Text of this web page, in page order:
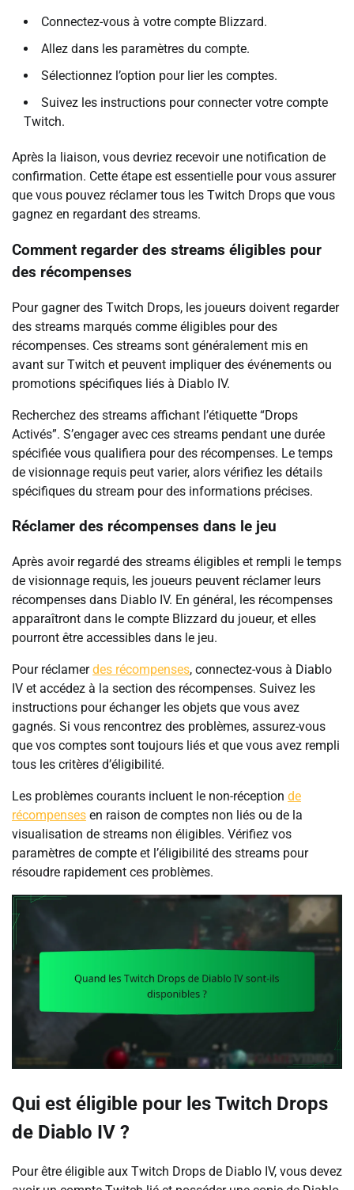
Connectez-vous à votre compte Blizzard.
Allez dans les paramètres du compte.
Sélectionnez l’option pour lier les comptes.
Suivez les instructions pour connecter votre compte
Twitch.
Après la liaison, vous devriez recevoir une notification de
confirmation. Cette étape est essentielle pour vous assurer
que vous pouvez réclamer tous les Twitch Drops que vous
gagnez en regardant des streams.
Comment regarder des streams éligibles pour
des récompenses
Pour gagner des Twitch Drops, les joueurs doivent regarder
des streams marqués comme éligibles pour des
récompenses. Ces streams sont généralement mis en
avant sur Twitch et peuvent impliquer des événements ou
promotions spécifiques liés à Diablo IV.
Recherchez des streams affichant l’étiquette “Drops
Activés”. S’engager avec ces streams pendant une durée
spécifiée vous qualifiera pour des récompenses. Le temps
de visionnage requis peut varier, alors vérifiez les détails
spécifiques du stream pour des informations précises.
Réclamer des récompenses dans le jeu
Après avoir regardé des streams éligibles et rempli le temps
de visionnage requis, les joueurs peuvent réclamer leurs
récompenses dans Diablo IV. En général, les récompenses
apparaîtront dans le compte Blizzard du joueur, et elles
pourront être accessibles dans le jeu.
Pour réclamerdes récompenses, connectez-vous à Diablo
IV et accédez à la section des récompenses. Suivez les
instructions pour échanger les objets que vous avez
gagnés. Si vous rencontrez des problèmes, assurez-vous
que vos comptes sont toujours liés et que vous avez rempli
tous les critères d’éligibilité.
Les problèmes courants incluent le non-réception de
récompenses en raison de comptes non liés ou de la
visualisation de streams non éligibles. Vérifiez vos
paramètres de compte et l’éligibilité des streams pour
résoudre rapidement ces problèmes.
Qui est éligible pour les Twitch Drops
de Diablo IV ?
Pour être éligible aux Twitch Drops de Diablo IV, vous devez